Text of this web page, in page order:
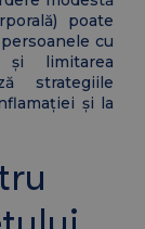
poate
cu
și limitarea
strategiile
și la